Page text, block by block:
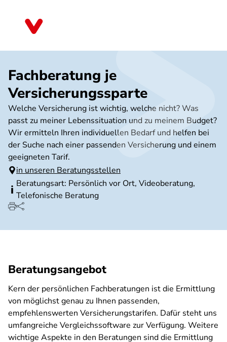
Fachberatung je
Versicherungssparte
Welche Versicherung ist wichtig, welche nicht? Was
passt zu meiner Lebenssituation und zu meinem Budget?
Wir ermitteln Ihren individuellen Bedarf und helfen bei
der Suche nach einer passenden Versicherung und einem
geeigneten Tarif.
in unseren Beratungsstellen
Beratungsart: Persönlich vor Ort, Videoberatung,
Telefonische Beratung
Beratungsangebot
Kern der persönlichen Fachberatungen ist die Ermittlung
von möglichst genau zu Ihnen passenden,
empfehlenswerten Versicherungstarifen. Dafür steht uns
umfangreiche Vergleichssoftware zur Verfügung. Weitere
wichtige Aspekte in den Beratungen sind die Ermittlung